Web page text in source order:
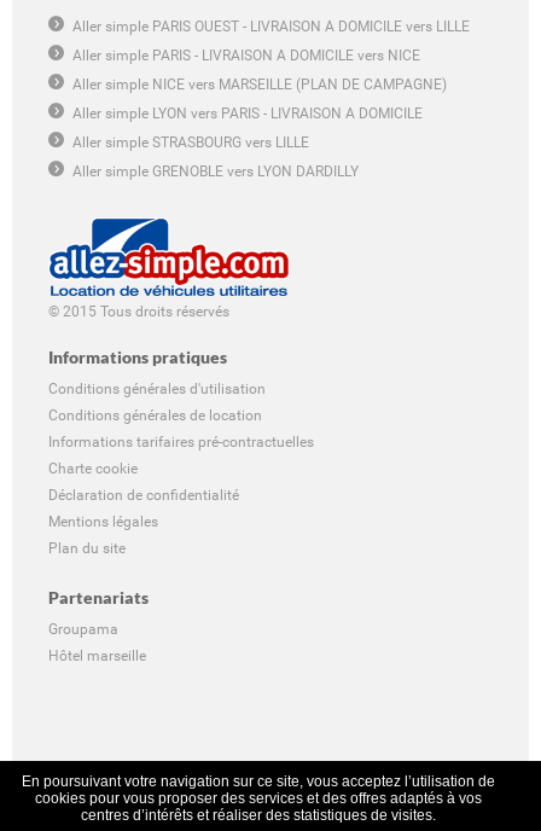
Aller simple PARIS OUEST - LIVRAISON A DOMICILE vers LILLE
Aller simple PARIS - LIVRAISON A DOMICILE vers NICE
Aller simple NICE vers MARSEILLE (PLAN DE CAMPAGNE)
Aller simple LYON vers PARIS - LIVRAISON A DOMICILE
Aller simple STRASBOURG vers LILLE
Aller simple GRENOBLE vers LYON DARDILLY
© 2015 Tous droits réservés
Informations pratiques
Conditions générales d'utilisation
Conditions générales de location
Informations tarifaires pré-contractuelles
Charte cookie
Déclaration de confidentialité
Mentions légales
Plan du site
Partenariats
Groupama
Hôtel marseille
En poursuivant votre navigation sur ce site, vous acceptez l’utilisation de
cookies pour vous proposer des services et des offres adaptés à vos
centres d’intérêts et réaliser des statistiques de visites.